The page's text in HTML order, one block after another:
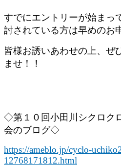
すでにエントリーが始まっ
討されている方は早めのお
皆様お誘いあわせの上、ぜ
ませ！！
◇第１０回小田川シクロク
会のブログ◇
https://ameblo.jp/cyclo-
12768171812.html